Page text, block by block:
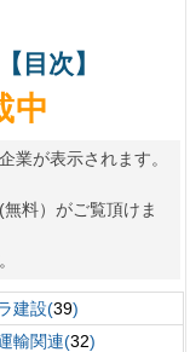
目次】
中
業が表示されます。
料）がご覧頂けま
建設(39)
輸関連(32)